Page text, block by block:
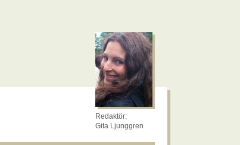
Redaktör:
Gita Ljunggren